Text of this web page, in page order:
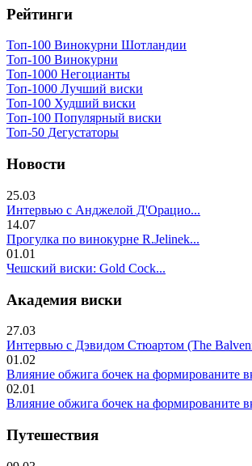
Рейтинги
Топ-100 Винокурни Шотландии
Топ-100 Винокурни
Топ-1000 Негоцианты
Топ-1000 Лучший виски
Топ-100 Худший виски
Топ-100 Популярный виски
Топ-50 Дегустаторы
Новости
25.03
Интервью с Анджелой Д'Орацио...
14.07
Прогулка по винокурне R.Jelinek...
01.01
Чешский виски: Gold Cock...
Академия виски
27.03
Интервью с Дэвидом Стюартом (The
01.02
Влияние обжига бочек на формированите
02.01
Влияние обжига бочек на формированите
Путешествия